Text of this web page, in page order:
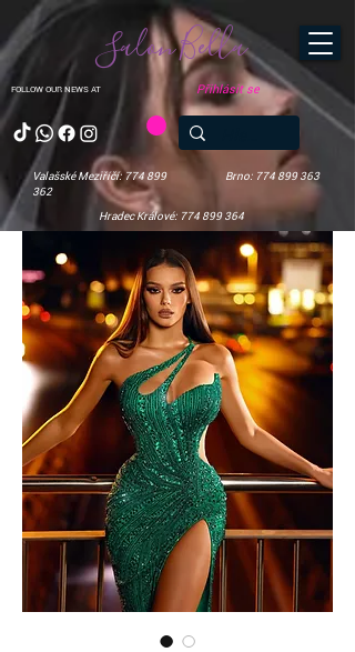
FOLLOW OUR NEWS AT
Salon Bella
Valašské Meziříčí: 774 899
362
Brno: 774 899 363
Hradec Králové: 774 899 364
Přihlásit se